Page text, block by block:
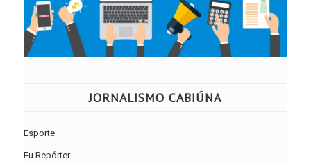
JORNALISMO CABIÚNA
Esporte
Eu Repórter